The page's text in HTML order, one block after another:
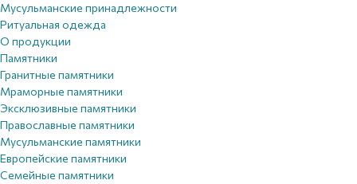
Мусульманские принадлежности
Ритуальная одежда
О продукции
Памятники
Гранитные памятники
Мраморные памятники
Эксклюзивные памятники
Православные памятники
Мусульманские памятники
Европейские памятники
Семейные памятники